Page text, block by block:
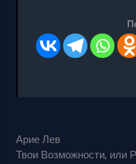
Арие Лев
Твои Возможности,